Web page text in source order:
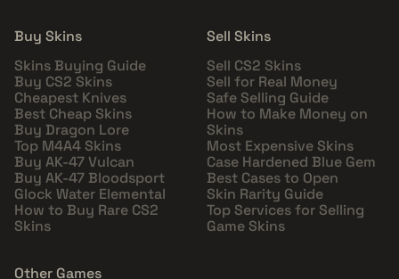
Buy Skins
Skins Buying Guide
Buy CS2 Skins
Cheapest Knives
Best Cheap Skins
Buy Dragon Lore
Top M4A4 Skins
Buy AK-47 Vulcan
Buy AK-47 Bloodsport
Glock Water Elemental
How to Buy Rare CS2
Skins
Sell Skins
Sell CS2 Skins
Sell for Real Money
Safe Selling Guide
How to Make Money on
Skins
Most Expensive Skins
Case Hardened Blue Gem
Best Cases to Open
Skin Rarity Guide
Top Services for Selling
Game Skins
Other Games